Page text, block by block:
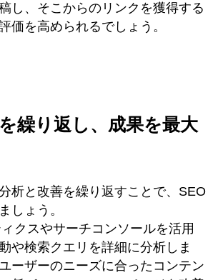
し、そこからのリンクを獲得する
価を高められるでしょう。
繰り返し、成果を最大
析と改善を繰り返すことで、SEO
しょう。
クスやサーチコンソールを活用
や検索クエリを詳細に分析しま
ーザーのニーズに合ったコンテン